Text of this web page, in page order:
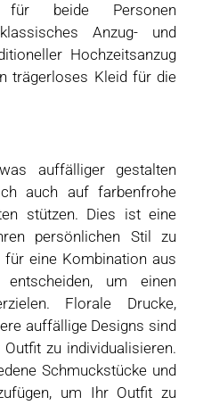
für beide Personen
Anzug- und
Hochzeitsanzug
trägerloses Kleid für die
auffälliger gestalten
auch auf farbenfrohe
stützen. Dies ist eine
persönlichen Stil zu
für eine Kombination aus
entscheiden, um einen
Florale Drucke,
auffällige Designs sind
zu individualisieren.
Schmuckstücke und
um Ihr Outfit zu